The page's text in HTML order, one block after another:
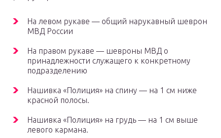
На левом рукаве — общий нарукавный шеврон
МВД России
На правом рукаве — шевроны МВД о
принадлежности служащего к конкретному
подразделению
Нашивка «Полиция» на спину — на 1 см ниже
красной полосы.
Нашивка «Полиция» на грудь — на 1 см выше
левого кармана.